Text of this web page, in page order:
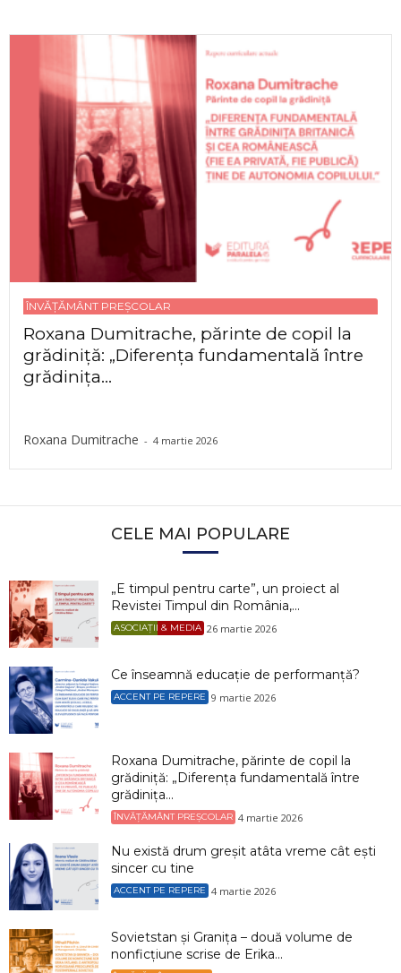
ÎNVĂȚĂMÂNT PREȘCOLAR
Roxana Dumitrache, părinte de copil la
grădiniță: „Diferența fundamentală între
grădinița...
Roxana Dumitrache - 4 martie 2026
CELE MAI POPULARE
„E timpul pentru carte”, un proiect al
Revistei Timpul din România,...
ASOCIAȚII & MEDIA 26 martie 2026
Ce înseamnă educație de performanță?
ACCENT PE REPERE 9 martie 2026
Roxana Dumitrache, părinte de copil la
grădiniță: „Diferența fundamentală între
grădinița...
ÎNVĂȚĂMÂNT PREȘCOLAR 4 martie 2026
Nu există drum greșit atâta vreme cât ești
sincer cu tine
ACCENT PE REPERE 4 martie 2026
Sovietstan și Granița – două volume de
nonficțiune scrise de Erika...